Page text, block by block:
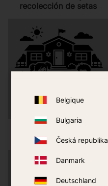
Belgique
Bulgaria
Česká republika
Danmark
Deutschland
recolección de setas
público